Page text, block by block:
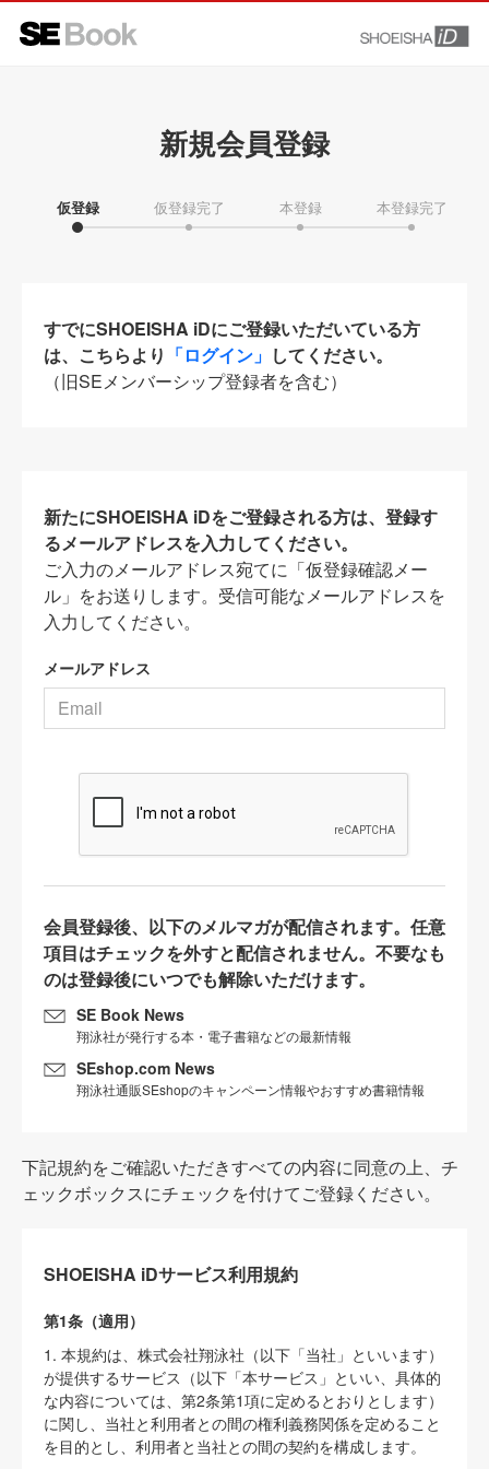
新規会員登録
仮登録 仮登録完了 本登録 本登録完了
すでにSHOEISHA iDにご登録いただいている方
は、こちらより 「ログイン」 してください。
（旧SEメンバーシップ登録者を含む）
新たにSHOEISHA iDをご登録される方は、登録す
るメールアドレスを入力してください。
ご入力のメールアドレス宛てに「仮登録確認メー
ル」をお送りします。受信可能なメールアドレスを
入力してください。
メールアドレス
会員登録後、以下のメルマガが配信されます。任意
項目はチェックを外すと配信されません。不要なも
のは登録後にいつでも解除いただけます。
SE Book News
翔泳社が発行する本・電子書籍などの最新情報
SEshop.com News
翔泳社通販SEshopのキャンペーン情報やおすすめ書籍情報
下記規約をご確認いただきすべての内容に同意の上、チ
ェックボックスにチェックを付けてご登録ください。
SHOEISHA iDサービス利用規約
第1条（適用）
1. 本規約は、株式会社翔泳社（以下「当社」といいます）
が提供するサービス（以下「本サービス」といい、具体的
な内容については、第2条第1項に定めるとおりとします）
に関し、当社と利用者との間の権利義務関係を定めること
を目的とし、利用者と当社との間の契約を構成します。